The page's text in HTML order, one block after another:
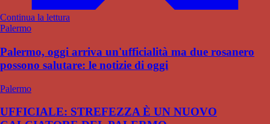
Continua la lettura
Palermo
Palermo, oggi arriva un'ufficialità ma due rosanero
possono salutare: le notizie di oggi
Palermo
UFFICIALE: STREFEZZA È UN NUOVO